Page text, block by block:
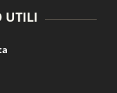
UTILI